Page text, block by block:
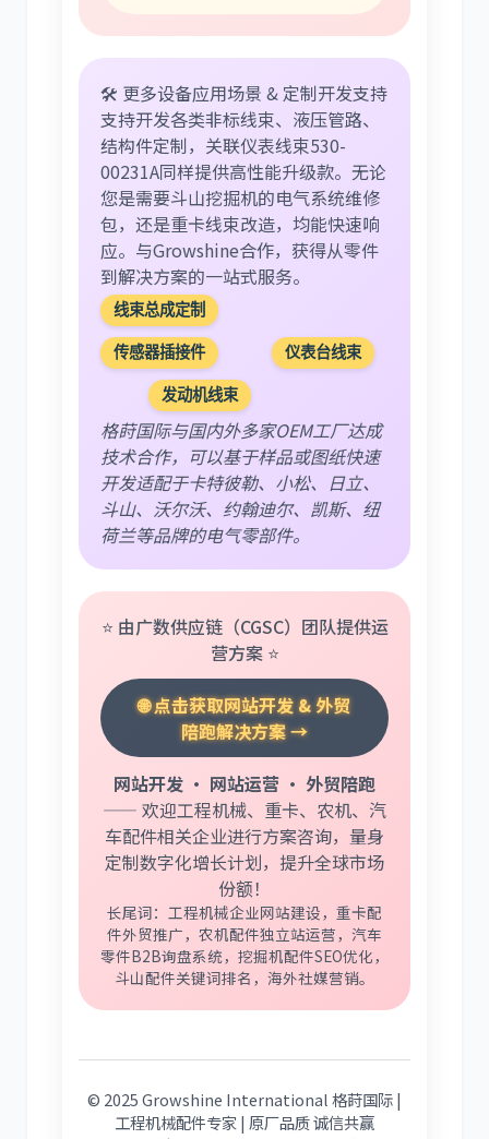
🛠️ 更多设备应用场景 & 定制开发支持
支持开发各类非标线束、液压管路、
结构件定制，关联仪表线束530-
00231A同样提供高性能升级款。无论
您是需要斗山挖掘机的电气系统维修
包，还是重卡线束改造，均能快速响
应。与Growshine合作，获得从零件
到解决方案的一站式服务。
线束总成定制
传感器插接件 仪表台线束
发动机线束
格莳国际与国内外多家OEM工厂达成
技术合作，可以基于样品或图纸快速
开发适配于卡特彼勒、小松、日立、
斗山、沃尔沃、约翰迪尔、凯斯、纽
荷兰等品牌的电气零部件。
⭐ 由广数供应链（CGSC）团队提供运
营方案 ⭐
🌐 点击获取网站开发 & 外贸
陪跑解决方案 →
网站开发 · 网站运营 · 外贸陪跑
—— 欢迎工程机械、重卡、农机、汽
车配件相关企业进行方案咨询，量身
定制数字化增长计划，提升全球市场
份额！
长尾词：工程机械企业网站建设，重卡配
件外贸推广，农机配件独立站运营，汽车
零件B2B询盘系统，挖掘机配件SEO优化，
斗山配件关键词排名，海外社媒营销。
© 2025 Growshine International 格莳国际 |
工程机械配件专家 | 原厂品质 诚信共赢